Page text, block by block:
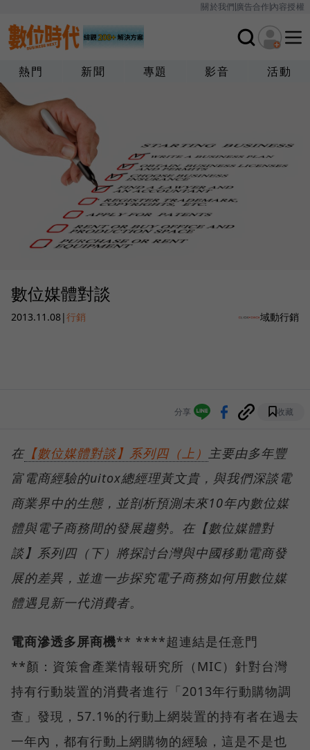
關於我們廣告合作內容授權
熱門 新聞 專題 影音 活動
數位媒體對談
2013.11.08|行銷 域動行銷
分享 收藏
在【數位媒體對談】系列四（上）
主要由多年豐
富電商經驗的uitox總經理黃文貴，與我們深談電
商業界中的生態，並剖析預測未來10年內數位媒
體與電子商務間的發展趨勢。在【數位媒體對
談】系列四（下）將探討台灣與中國移動電商發
展的差異，並進一步探究電子商務如何用數位媒
體遇見新一代消費者。
電商滲透多屏商機** ****超連結是任意門
**顏：資策會產業情報研究所（MIC）針對台灣
持有行動裝置的消費者進行「2013年行動購物調
查」發現，57.1%的行動上網裝置的持有者在過去
一年內，都有行動上網購物的經驗，這是不是也